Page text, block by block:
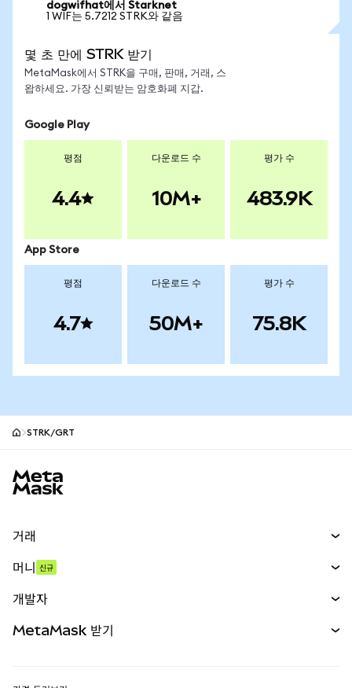
dogwifhat에서 Starknet
1 WIF는 5.7212 STRK와 같음
몇 초 만에 STRK 받기
MetaMask에서 STRK을 구매, 판매, 거래, 스
왑하세요. 가장 신뢰받는 암호화폐 지갑.
Google Play
평점
4.4
다운로드 수
10M+
평가 수
483.9K
App Store
평점
4.7
다운로드 수
50M+
평가 수
75.8K
STRK/GRT
거래
무기한 선물
실물자산
머니 신규
개발자
MetaMask 받기